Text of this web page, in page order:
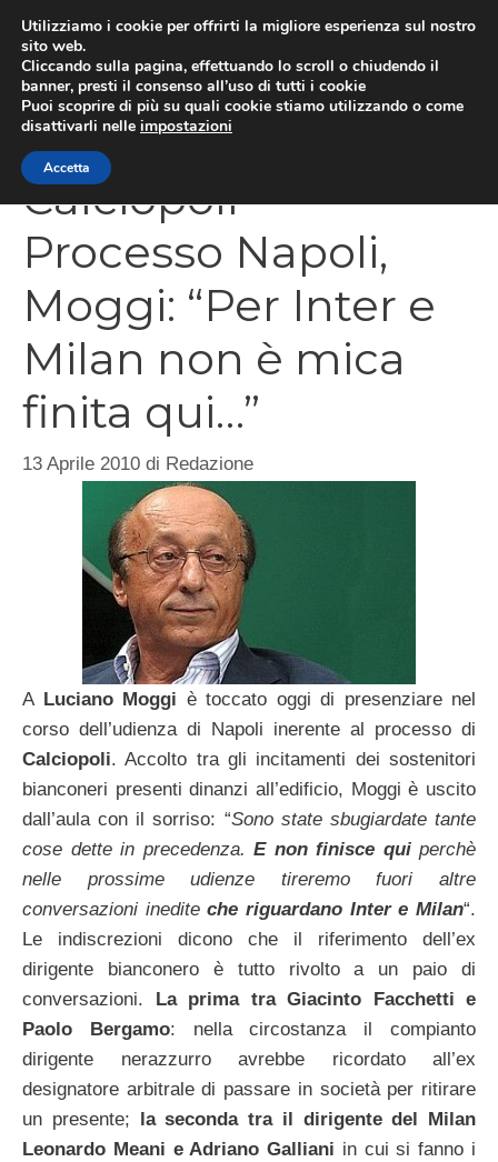
contenuto
Calciopoli –
Processo Napoli,
Moggi: “Per Inter e
Milan non è mica
finita qui…”
13 Aprile 2010 di Redazione
A Luciano Moggi è toccato oggi di presenziare nel
corso dell’udienza di Napoli inerente al processo di
Calciopoli. Accolto tra gli incitamenti dei sostenitori
bianconeri presenti dinanzi all’edificio, Moggi è uscito
dall’aula con il sorriso: “Sono state sbugiardate tante
cose dette in precedenza. E non finisce qui perchè
nelle prossime udienze tireremo fuori altre
conversazioni inediteche riguardano Inter e Milan“.
Le indiscrezioni dicono che il riferimento dell’ex
dirigente bianconero è tutto rivolto a un paio di
conversazioni.
La prima tra Giacinto Facchetti e
Paolo Bergamo: nella circostanza il compianto
dirigente nerazzurro avrebbe ricordato all’ex
designatore arbitrale di passare in società per ritirare
un presente;
la seconda tra il dirigente del Milan
Leonardo Meani e Adriano Galliani in cui si fanno i
Utilizziamo i cookie per offrirti la migliore esperienza sul nostro
sito web.
Cliccando sulla pagina, effettuando lo scroll o chiudendo il
banner, presti il consenso all’uso di tutti i cookie
Puoi scoprire di più su quali cookie stiamo utilizzando o come
disattivarli nelle impostazioni
Accetta